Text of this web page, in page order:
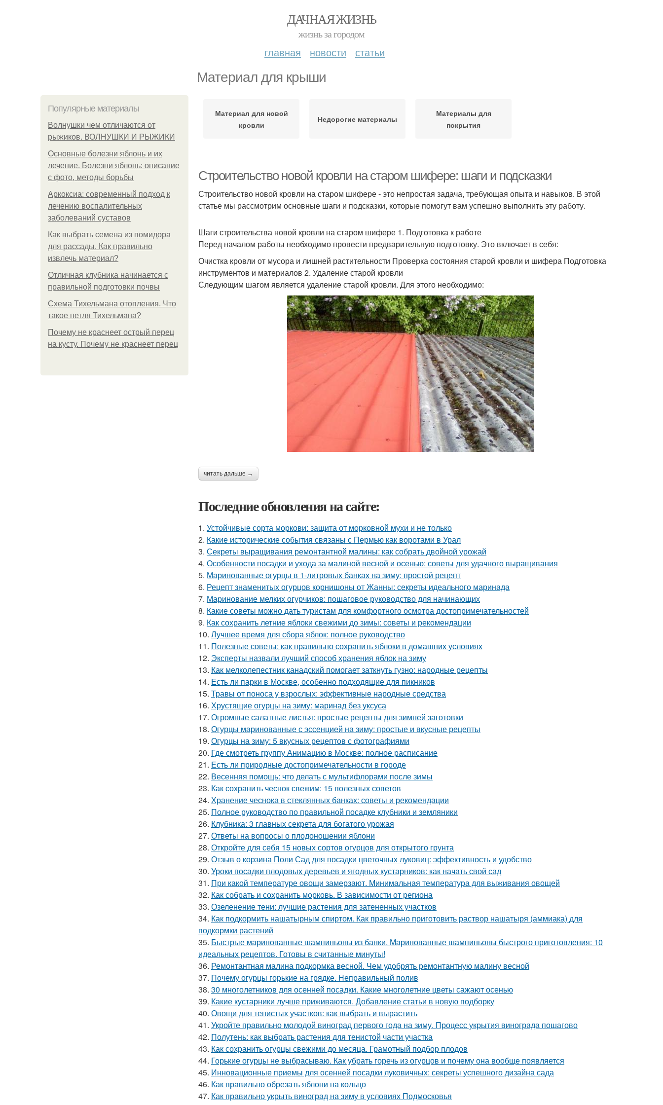
ДАЧНАЯ ЖИЗНЬ
жизнь за городом
главная новости статьи
Материал для крыши
Популярные материалы
Волнушки чем отличаются от
рыжиков. ВОЛНУШКИ И РЫЖИКИ
Основные болезни яблонь и их
лечение. Болезни яблонь: описание
с фото, методы борьбы
Аркоксиа: современный подход к
лечению воспалительных
заболеваний суставов
Как выбрать семена из помидора
для рассады. Как правильно
извлечь материал?
Отличная клубника начинается с
правильной подготовки почвы
Схема Тихельмана отопления. Что
такое петля Тихельмана?
Почему не краснеет острый перец
на кусту. Почему не краснеет перец
Материал для новой
кровли
Недорогие материалы
Материалы для
покрытия
Строительство новой кровли на старом шифере: шаги и подсказки
Строительство новой кровли на старом шифере - это непростая задача, требующая опыта и навыков. В этой
статье мы рассмотрим основные шаги и подсказки, которые помогут вам успешно выполнить эту работу.
Шаги строительства новой кровли на старом шифере 1. Подготовка к работе
Перед началом работы необходимо провести предварительную подготовку. Это включает в себя:
Очистка кровли от мусора и лишней растительности Проверка состояния старой кровли и шифера Подготовка
инструментов и материалов 2. Удаление старой кровли
Следующим шагом является удаление старой кровли. Для этого необходимо:
читать дальше →
Последние обновления на сайте:
1. Устойчивые сорта моркови: защита от морковной мухи и не только
2. Какие исторические события связаны с Пермью как воротами в Урал
3. Секреты выращивания ремонтантной малины: как собрать двойной урожай
4. Особенности посадки и ухода за малиной весной и осенью: советы для удачного выращивания
5. Маринованные огурцы в 1-литровых банках на зиму: простой рецепт
6. Рецепт знаменитых огурцов корнишоны от Жанны: секреты идеального маринада
7. Маринование мелких огурчиков: пошаговое руководство для начинающих
8. Какие советы можно дать туристам для комфортного осмотра достопримечательностей
9. Как сохранить летние яблоки свежими до зимы: советы и рекомендации
10. Лучшее время для сбора яблок: полное руководство
11. Полезные советы: как правильно сохранить яблоки в домашних условиях
12. Эксперты назвали лучший способ хранения яблок на зиму
13. Как мелколепестник канадский помогает заткнуть гузно: народные рецепты
14. Есть ли парки в Москве, особенно подходящие для пикников
15. Травы от поноса у взрослых: эффективные народные средства
16. Хрустящие огурцы на зиму: маринад без уксуса
17. Огромные салатные листья: простые рецепты для зимней заготовки
18. Огурцы маринованные с эссенцией на зиму: простые и вкусные рецепты
19. Огурцы на зиму: 5 вкусных рецептов с фотографиями
20. Где смотреть группу Анимацию в Москве: полное расписание
21. Есть ли природные достопримечательности в городе
22. Весенняя помощь: что делать с мультифлорами после зимы
23. Как сохранить чеснок свежим: 15 полезных советов
24. Хранение чеснока в стеклянных банках: советы и рекомендации
25. Полное руководство по правильной посадке клубники и земляники
26. Клубника: 3 главных секрета для богатого урожая
27. Ответы на вопросы о плодоношении яблони
28. Откройте для себя 15 новых сортов огурцов для открытого грунта
29. Отзыв о корзина Поли Сад для посадки цветочных луковиц: эффективность и удобство
30. Уроки посадки плодовых деревьев и ягодных кустарников: как начать свой сад
31. При какой температуре овощи замерзают. Минимальная температура для выживания овощей
32. Как собрать и сохранить морковь. В зависимости от региона
33. Озеленение тени: лучшие растения для затененных участков
34. Как подкормить нашатырным спиртом. Как правильно приготовить раствор нашатыря (аммиака) для
подкормки растений
35. Быстрые маринованные шампиньоны из банки. Маринованные шампиньоны быстрого приготовления: 10
идеальных рецептов. Готовы в считанные минуты!
36. Ремонтантная малина подкормка весной. Чем удобрять ремонтантную малину весной
37. Почему огурцы горькие на грядке. Неправильный полив
38. 30 многолетников для осенней посадки. Какие многолетние цветы сажают осенью
39. Какие кустарники лучше приживаются. Добавление статьи в новую подборку
40. Овощи для тенистых участков: как выбрать и вырастить
41. Укройте правильно молодой виноград первого года на зиму. Процесс укрытия винограда пошагово
42. Полутень: как выбрать растения для тенистой части участка
43. Как сохранить огурцы свежими до месяца. Грамотный подбор плодов
44. Горькие огурцы не выбрасываю. Как убрать горечь из огурцов и почему она вообще появляется
45. Инновационные приемы для осенней посадки луковичных: секреты успешного дизайна сада
46. Как правильно обрезать яблони на кольцо
47. Как правильно укрыть виноград на зиму в условиях Подмосковья